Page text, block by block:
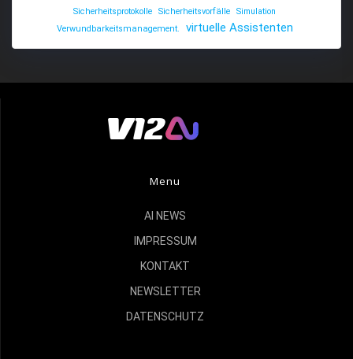
Sicherheitsprotokolle
Sicherheitsvorfälle
Simulation
Verwundbarkeitsmanagement.
virtuelle Assistenten
Menu
AI NEWS
IMPRESSUM
KONTAKT
NEWSLETTER
DATENSCHUTZ